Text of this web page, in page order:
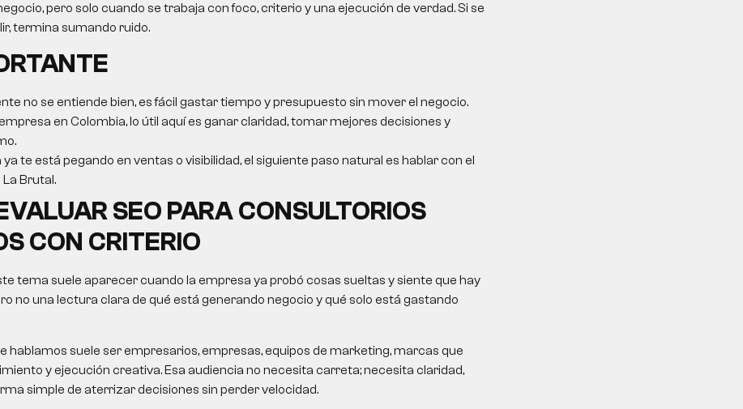
pero solo cuando se trabaja con foco, criterio y una ejecución de verdad. Si se
termina sumando ruido.
no se entiende bien, es fácil gastar tiempo y presupuesto sin mover el negocio.
en Colombia, lo útil aquí es ganar claridad, tomar mejores decisiones y
ya te está pegando en ventas o visibilidad, el siguiente paso natural es hablar con el
Brutal.
SEO PARA CONSULTORIOS
CON CRITERIO
tema suele aparecer cuando la empresa ya probó cosas sueltas y siente que hay
no una lectura clara de qué está generando negocio y qué solo está gastando
hablamos suele ser empresarios, empresas, equipos de marketing, marcas que
y ejecución creativa. Esa audiencia no necesita carreta; necesita claridad,
simple de aterrizar decisiones sin perder velocidad.